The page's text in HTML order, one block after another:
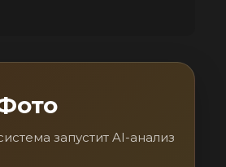
запустит AI-анализ